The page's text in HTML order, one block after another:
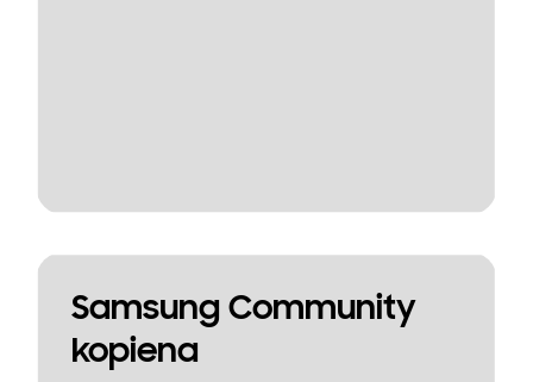
Samsung Community
kopiena